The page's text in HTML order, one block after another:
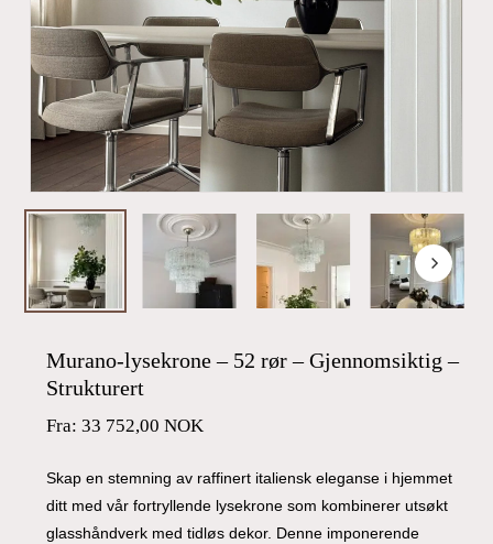
Murano-lysekrone – 52 rør – Gjennomsiktig –
Strukturert
Fra: 33 752,00 NOK
Skap en stemning av raffinert italiensk eleganse i hjemmet
ditt med vår fortryllende lysekrone som kombinerer utsøkt
glasshåndverk med tidløs dekor. Denne imponerende